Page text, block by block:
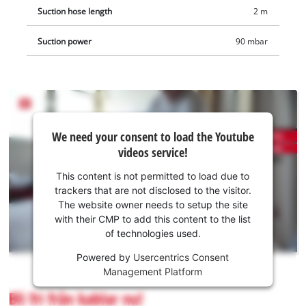
Suction hose length 2 m
Suction power 90 mbar
need
consent
to load
the
Youtube
This
is
not
We need your consent to load the Youtube
videos service!
This content is not permitted to load due to
trackers that are not disclosed to the visitor.
The website owner needs to setup the site
with their CMP to add this content to the list
of technologies used.
Powered by Usercentrics Consent
Management Platform
Bli fri från kablar nu!